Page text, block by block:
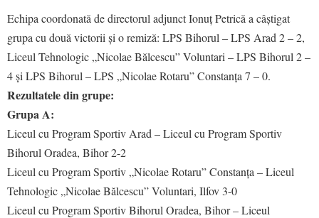
Echipa coordonată de directorul adjunct Ionuț Petrică a câștigat
grupa cu două victorii și o remiză: LPS Bihorul – LPS Arad 2 – 2,
Liceul Tehnologic „Nicolae Bălcescu” Voluntari – LPS Bihorul 2 –
4 și LPS Bihorul – LPS „Nicolae Rotaru” Constanța 7 – 0.
Rezultatele din grupe:
Grupa A:
Liceul cu Program Sportiv Arad – Liceul cu Program Sportiv
Bihorul Oradea, Bihor 2-2
Liceul cu Program Sportiv „Nicolae Rotaru” Constanța – Liceul
Tehnologic „Nicolae Bălcescu” Voluntari, Ilfov 3-0
Liceul cu Program Sportiv Bihorul Oradea, Bihor – Liceul